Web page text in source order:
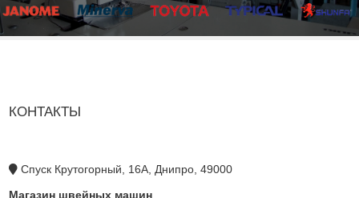
КОНТАКТЫ
Спуск Крутогорный, 16А, Днипро, 49000
Магазин швейных машин